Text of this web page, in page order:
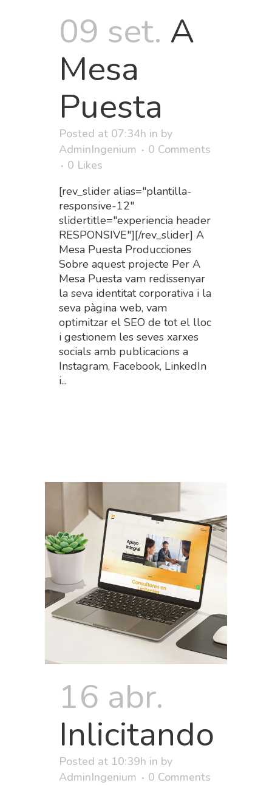
09 set. A
Mesa
Puesta
Posted at 07:34h in by
AdminIngenium
0 Comments
0 Likes
[rev_slider alias="plantilla-
responsive-12"
slidertitle="experiencia header
RESPONSIVE"][/rev_slider] A
Mesa Puesta Producciones
Sobre aquest projecte Per A
Mesa Puesta vam redissenyar
la seva identitat corporativa i la
seva pàgina web, vam
optimitzar el SEO de tot el lloc
i gestionem les seves xarxes
socials amb publicacions a
Instagram, Facebook, LinkedIn
i...
16 abr.
Inlicitando
Posted at 10:39h in by
AdminIngenium
0 Comments